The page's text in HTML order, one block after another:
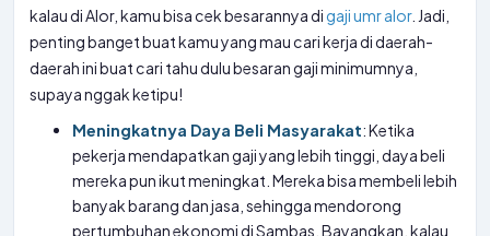
kalau di Alor, kamu bisa cek besarannya di gaji umr alor. Jadi,
penting banget buat kamu yang mau cari kerja di daerah-
daerah ini buat cari tahu dulu besaran gaji minimumnya,
supaya nggak ketipu!
Meningkatnya Daya Beli Masyarakat: Ketika
pekerja mendapatkan gaji yang lebih tinggi, daya beli
mereka pun ikut meningkat. Mereka bisa membeli lebih
banyak barang dan jasa, sehingga mendorong
pertumbuhan ekonomi di Sambas. Bayangkan, kalau